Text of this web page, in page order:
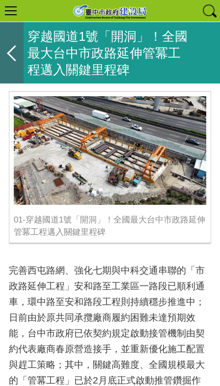
穿越國道1號「開洞」！全國
最大台中市政路延伸管冪工
程邁入關鍵里程碑
01-穿越國道1號「開洞」！全國最大台中市政路延伸
管冪工程邁入關鍵里程碑
完善西屯路網、強化七期與中科交通串聯的「市
政路延伸工程」安和路至工業區一路段已順利通
車，環中路至安和路段工程則持續穩步推進中；
日前由於原共同承攬廠商履約困難未達預期效
能，台中市政府已依契約規定啟動接管機制由契
約代表廠商春原營造接手，並重新優化施工配置
與趕工策略；其中，關鍵高難度、全國規模最大
的「管冪工程」已於2月底正式啟動推管鑽掘作